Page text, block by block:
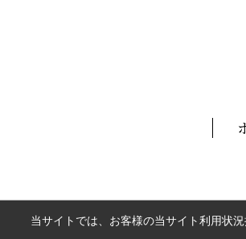
当サイトでは、お客様の当サイト利用状